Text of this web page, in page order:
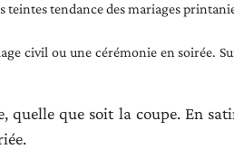
teintes tendance des mariages
civil ou une cérémonie en soirée.
quelle que soit la coupe. En